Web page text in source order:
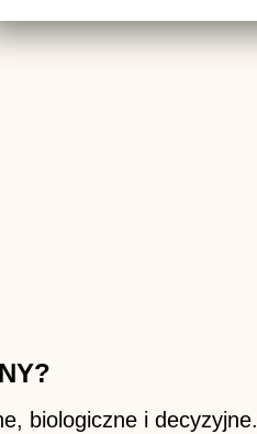
biologiczne i decyzyjne.